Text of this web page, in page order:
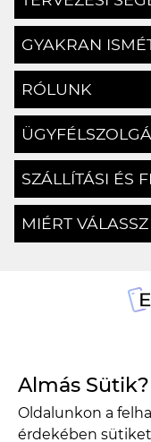
GYAKRAN
RÓLUNK
SZÁLLÍTÁSI ÉS
MIÉRT
Almás Sütik?
Oldalunkon a
érdekében sütiket